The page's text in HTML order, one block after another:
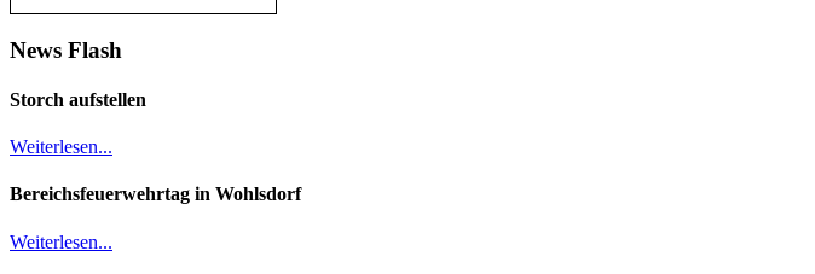
News Flash
Storch aufstellen
Weiterlesen...
Bereichsfeuerwehrtag in Wohlsdorf
Weiterlesen...